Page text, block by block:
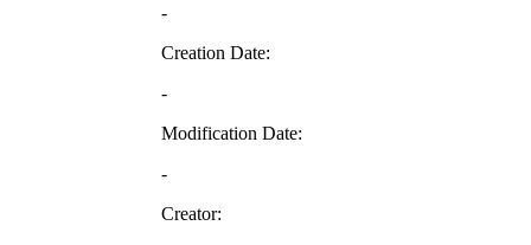
-
Creation Date:
-
Modification Date:
-
Creator: